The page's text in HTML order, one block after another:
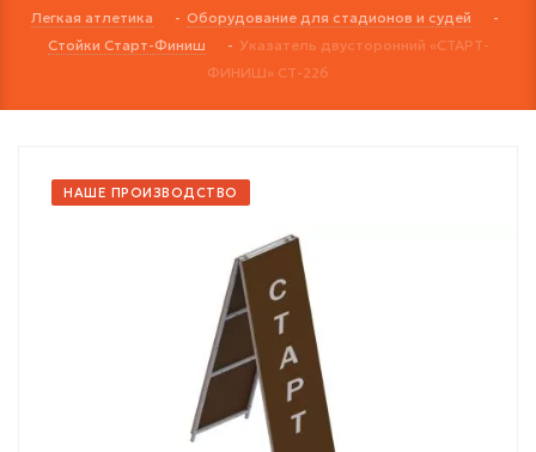
Легкая атлетика
- Оборудование для стадионов и судей
-
Стойки Старт-Финиш
- Указатель двусторонний «СТАРТ-
ФИНИШ» СТ-226
НАШЕ ПРОИЗВОДСТВО